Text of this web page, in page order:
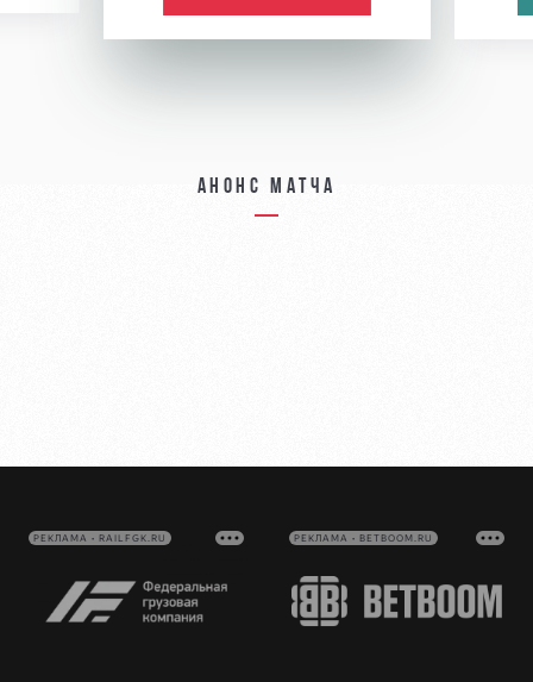
Анонс матча
РЕКЛАМА • RAILFGK.RU РЕКЛАМА • BETBOOM.RU